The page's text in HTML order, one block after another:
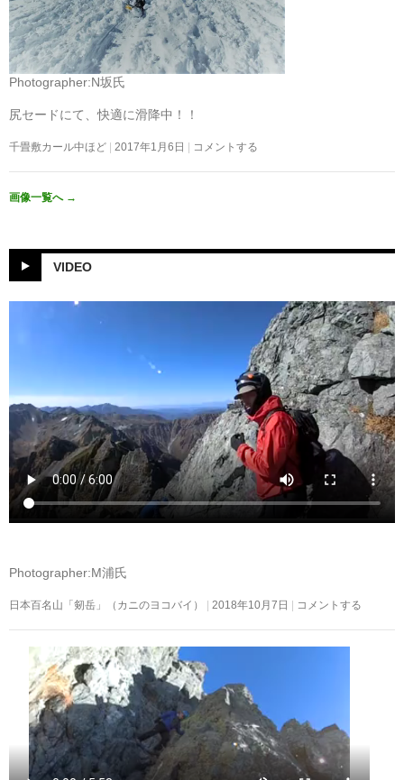
Photographer:N坂氏
尻セードにて、快適に滑降中！！
千畳敷カール中ほど 2017年1月6日 コメントする
画像一覧へ →
VIDEO
Photographer:M浦氏
日本百名山「剱岳」（カニのヨコバイ） 2018年10月7日 コメントする